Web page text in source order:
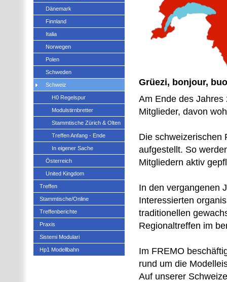
Grüezi, bonjour,
Am Ende des
Mitglieder, davon
Die schweizerischen
aufgestellt. So
Mitgliedern aktiv
In den vergangenen
Interessierten
traditionellen
Regionaltreffen im
Im FREMO
rund um die
Auf unserer
Dänemark
Finnland
Italia
Norwegen
Polen
Schweden
Schweiz
H0 Regelspur
Modulstirnbretter
Stammtische Zürich & Olten
Treffen Anfang - Ende
In eigener Sache
Österreich
United Kingdom
Treffen
Stammtische/Online
Treffenberichte
Praxis
Sistemi Modulari
Hp1 Modellbahn